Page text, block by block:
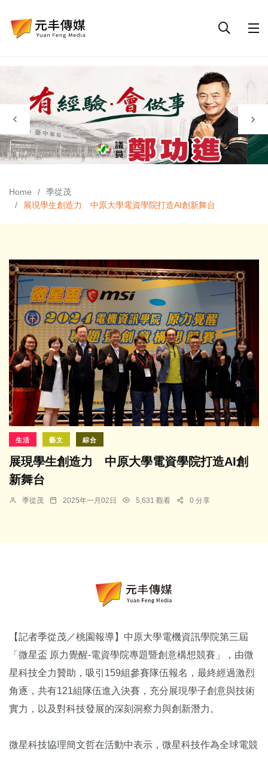
Home
季從茂
展現學生創造力 中原大學電資學院打造AI創新舞台
生活 藝文 綜合
展現學生創造力 中原大學電資學院打造AI創
新舞台
季從茂 2025年一月02日 5,631 觀看 0 分享
【記者季從茂／桃園報導】中原大學電機資訊學院第三屆
「微星盃 原力覺醒-電資學院專題暨創意構想競賽」，由微
星科技全力贊助，吸引159組參賽隊伍報名，最終經過激烈
角逐，共有121組隊伍進入決賽，充分展現學子創意與技術
實力，以及對科技發展的深刻洞察力與創新潛力。
微星科技協理簡文哲在活動中表示，微星科技作為全球電競